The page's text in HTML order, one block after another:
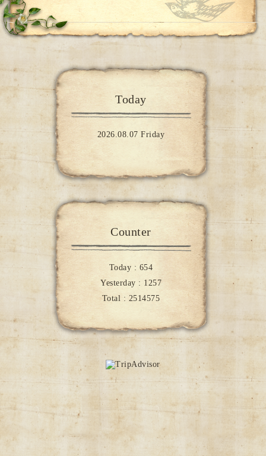
Today
2026.08.07 Friday
Counter
Today : 654
Yesterday : 1257
Total : 2514575